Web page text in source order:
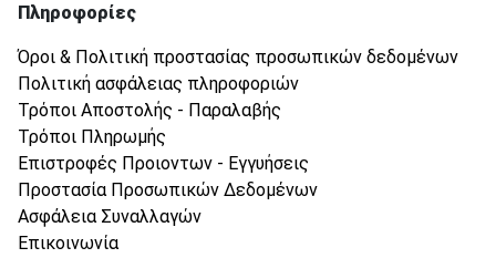
Πληροφορίες
Όροι & Πολιτική προστασίας προσωπικών δεδομένων
Πολιτική ασφάλειας πληροφοριών
Τρόποι Αποστολής - Παραλαβής
Τρόποι Πληρωμής
Επιστροφές Προιοντων - Εγγυήσεις
Προστασία Προσωπικών Δεδομένων
Ασφάλεια Συναλλαγών
Επικοινωνία